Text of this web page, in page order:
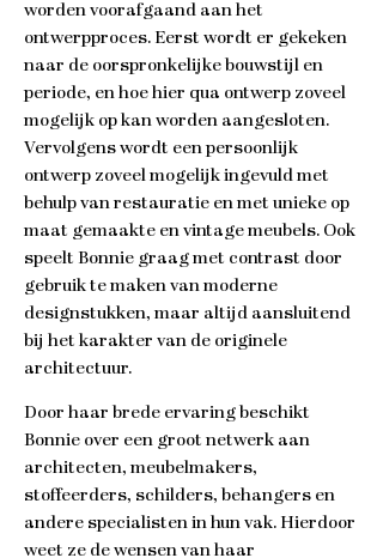
worden voorafgaand aan het
ontwerpproces. Eerst wordt er gekeken
naar de oorspronkelijke bouwstijl en
periode, en hoe hier qua ontwerp zoveel
mogelijk op kan worden aangesloten.
Vervolgens wordt een persoonlijk
ontwerp zoveel mogelijk ingevuld met
behulp van restauratie en met unieke op
maat gemaakte en vintage meubels. Ook
speelt Bonnie graag met contrast door
gebruik te maken van moderne
designstukken, maar altijd aansluitend
bij het karakter van de originele
architectuur.
Door haar brede ervaring beschikt
Bonnie over een groot netwerk aan
architecten, meubelmakers,
stoffeerders, schilders, behangers en
andere specialisten in hun vak. Hierdoor
weet ze de wensen van haar